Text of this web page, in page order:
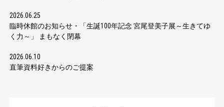
2026.06.25
臨時休館のお知らせ・「生誕100年記念 宮尾登美子展～生きてゆ
く力～」 まもなく閉幕
2026.06.10
直筆資料好きからのご提案